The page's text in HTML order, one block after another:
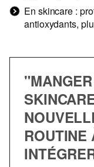
En skincare :
antioxydants,
ROUTINE